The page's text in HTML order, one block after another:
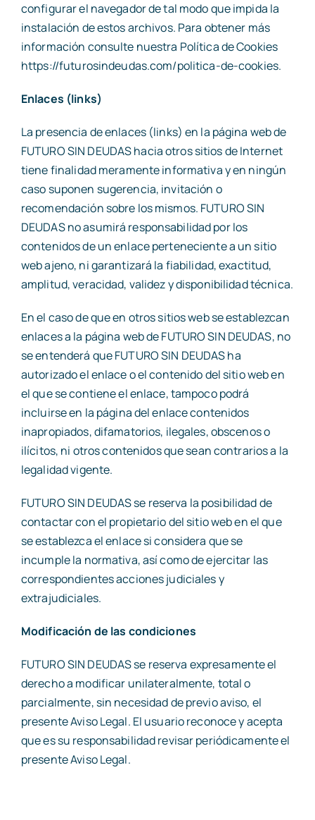
configurar el navegador de tal modo que impida la
instalación de estos archivos. Para obtener más
información consulte nuestra Política de Cookies
https://futurosindeudas.com/politica-de-cookies.
Enlaces (links)
La presencia de enlaces (links) en la página web de
FUTURO SIN DEUDAS hacia otros sitios de Internet
tiene finalidad meramente informativa y en ningún
caso suponen sugerencia, invitación o
recomendación sobre los mismos. FUTURO SIN
DEUDAS no asumirá responsabilidad por los
contenidos de un enlace perteneciente a un sitio
web ajeno, ni garantizará la fiabilidad, exactitud,
amplitud, veracidad, validez y disponibilidad técnica.
En el caso de que en otros sitios web se establezcan
enlaces a la página web de FUTURO SIN DEUDAS, no
se entenderá que FUTURO SIN DEUDAS ha
autorizado el enlace o el contenido del sitio web en
el que se contiene el enlace, tampoco podrá
incluirse en la página del enlace contenidos
inapropiados, difamatorios, ilegales, obscenos o
ilícitos, ni otros contenidos que sean contrarios a la
legalidad vigente.
FUTURO SIN DEUDAS se reserva la posibilidad de
contactar con el propietario del sitio web en el que
se establezca el enlace si considera que se
incumple la normativa, así como de ejercitar las
correspondientes acciones judiciales y
extrajudiciales.
Modificación de las condiciones
FUTURO SIN DEUDAS se reserva expresamente el
derecho a modificar unilateralmente, total o
parcialmente, sin necesidad de previo aviso, el
presente Aviso Legal. El usuario reconoce y acepta
que es su responsabilidad revisar periódicamente el
presente Aviso Legal.